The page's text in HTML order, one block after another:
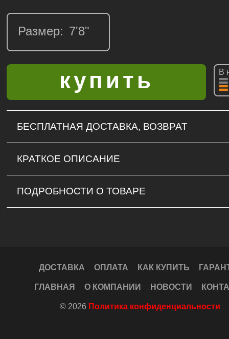
Размер:
В
БЕСПЛАТНАЯ ДОСТАВКА, ВОЗВРАТ
КРАТКОЕ ОПИСАНИЕ
ПОДРОБНОСТИ О ТОВАРЕ
ДОСТАВКА ОПЛАТА КАК КУПИТЬ
ГЛАВНАЯ О КОМПАНИИ НОВОСТИ
© 2026 Политика конфиденциальности